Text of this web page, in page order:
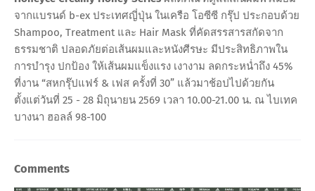
จากแบรนด์ b-ex ประเทศญี่ปุ่น ในเครือ โอซีซี กรุ๊ป ประกอบด้วย
Shampoo, Treatment และ Hair Mask ที่คัดสรรสารสกัดจาก
ธรรมชาติ ปลอดภัยต่อเส้นผมและหนังศีรษะ มีประสิทธิภาพใน
การบำรุง ปกป้อง ให้เส้นผมแข็งแรง เงางาม ลดกระหน่ำถึง 45%
ที่งาน “สหกรุ๊ปแฟร์ & เฟส ครั้งที่ 30” แล้วมาช้อปไปด้วยกัน
ตั้งแต่วันที่ 25 - 28 มิถุนายน 2569 เวลา 10.00-21.00 น. ณ ไบเทค
บางนา ฮอลล์ 98-100
Comments